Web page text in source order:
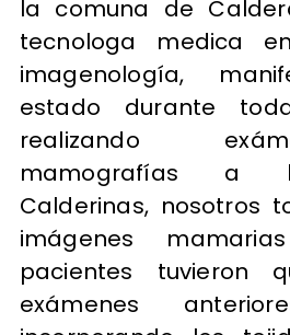
la comuna de
tecnologa medica
imagenología,
estado durante
realizando
mamografías a
Calderinas, nosotros
imágenes
pacientes tuvieron
exámenes